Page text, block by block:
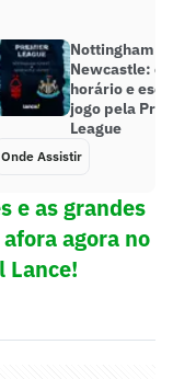
Nottingham
Newcastle:
horário e
jogo pela
League
Onde Assistir
e as grandes
agora no
Lance!